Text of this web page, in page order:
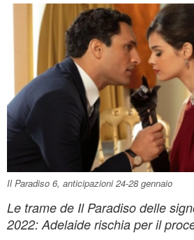
Il Paradiso 6, anticipazioni 24-28 gennaio
Le trame de Il Paradiso delle
2022: Adelaide rischia per il